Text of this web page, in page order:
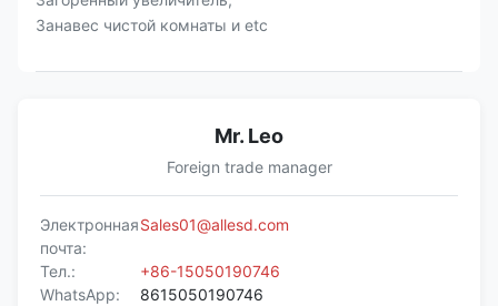
Занавес чистой комнаты и etc
Mr. Leo
Foreign trade manager
Электронная
почта:
Sales01@allesd.com
Тел.:
+86-15050190746
WhatsApp:
8615050190746